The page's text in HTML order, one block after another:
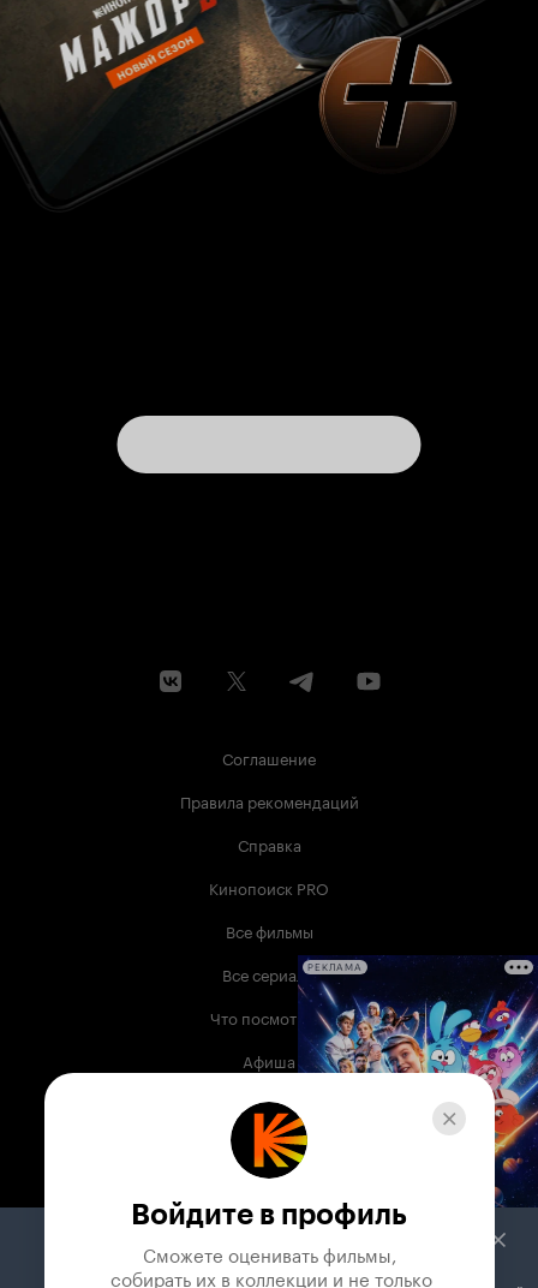
Соглашение
Правила рекомендаций
Справка
Кинопоиск PRO
Все фильмы
Все сериалы
Что посмотреть
Афиша
Музыка
Телепрограмма
Служба поддержки
РЕКЛАМА
Войдите в профиль
Сможете оценивать фильмы,
собирать их в коллекции и не только